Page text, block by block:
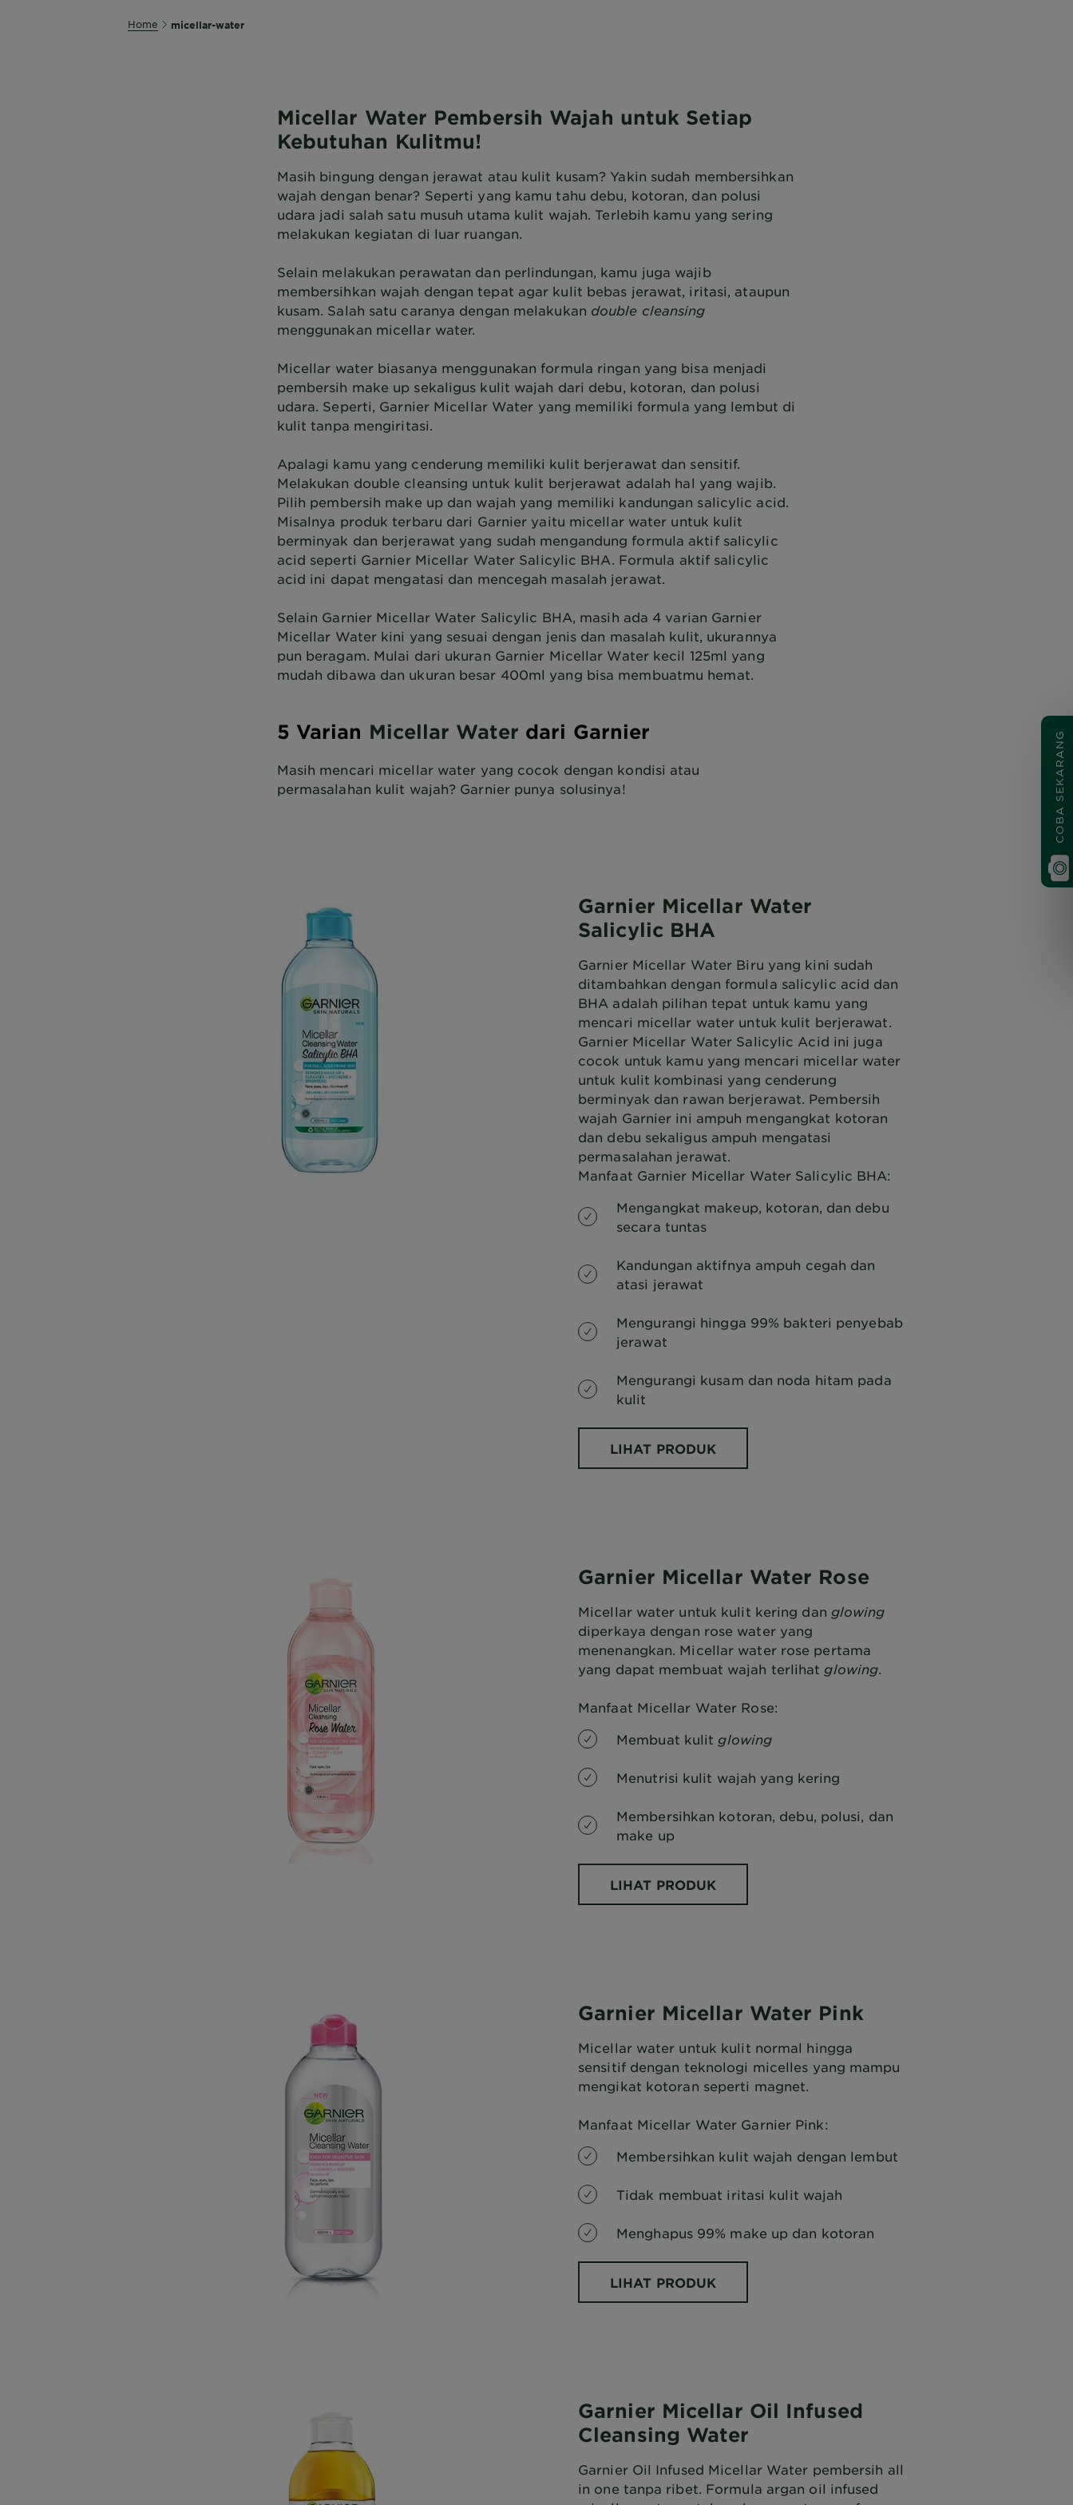
Home micellar-water
Micellar Water Pembersih Wajah untuk Setiap
Kebutuhan Kulitmu!
Masih bingung dengan jerawat atau kulit kusam? Yakin sudah membersihkan
wajah dengan benar? Seperti yang kamu tahu debu, kotoran, dan polusi
udara jadi salah satu musuh utama kulit wajah. Terlebih kamu yang sering
melakukan kegiatan di luar ruangan.
Selain melakukan perawatan dan perlindungan, kamu juga wajib
membersihkan wajah dengan tepat agar kulit bebas jerawat, iritasi, ataupun
kusam. Salah satu caranya dengan melakukan double cleansing
menggunakan micellar water.
Micellar water biasanya menggunakan formula ringan yang bisa menjadi
pembersih make up sekaligus kulit wajah dari debu, kotoran, dan polusi
udara. Seperti, Garnier Micellar Water yang memiliki formula yang lembut di
kulit tanpa mengiritasi.
Apalagi kamu yang cenderung memiliki kulit berjerawat dan sensitif.
Melakukan double cleansing untuk kulit berjerawat adalah hal yang wajib.
Pilih pembersih make up dan wajah yang memiliki kandungan salicylic acid.
Misalnya produk terbaru dari Garnier yaitu micellar water untuk kulit
berminyak dan berjerawat yang sudah mengandung formula aktif salicylic
acid seperti Garnier Micellar Water Salicylic BHA. Formula aktif salicylic
acid ini dapat mengatasi dan mencegah masalah jerawat.
Selain Garnier Micellar Water Salicylic BHA, masih ada 4 varian Garnier
Micellar Water kini yang sesuai dengan jenis dan masalah kulit, ukurannya
pun beragam. Mulai dari ukuran Garnier Micellar Water kecil 125ml yang
mudah dibawa dan ukuran besar 400ml yang bisa membuatmu hemat.
5 Varian Micellar Water dari Garnier
Masih mencari micellar water yang cocok dengan kondisi atau
permasalahan kulit wajah? Garnier punya solusinya!
Garnier Micellar Water
Salicylic BHA
Garnier Micellar Water Biru yang kini sudah
ditambahkan dengan formula salicylic acid dan
BHA adalah pilihan tepat untuk kamu yang
mencari micellar water untuk kulit berjerawat.
Garnier Micellar Water Salicylic Acid ini juga
cocok untuk kamu yang mencari micellar water
untuk kulit kombinasi yang cenderung
berminyak dan rawan berjerawat. Pembersih
wajah Garnier ini ampuh mengangkat kotoran
dan debu sekaligus ampuh mengatasi
permasalahan jerawat.
Manfaat Garnier Micellar Water Salicylic BHA:
Mengangkat makeup, kotoran, dan debu
secara tuntas
Kandungan aktifnya ampuh cegah dan
atasi jerawat
Mengurangi hingga 99% bakteri penyebab
jerawat
Mengurangi kusam dan noda hitam pada
kulit
LIHAT PRODUK
Garnier Micellar Water Rose
Micellar water untuk kulit kering dan glowing
diperkaya dengan rose water yang
menenangkan. Micellar water rose pertama
yang dapat membuat wajah terlihat glowing.
Manfaat Micellar Water Rose:
Membuat kulit glowing
Menutrisi kulit wajah yang kering
Membersihkan kotoran, debu, polusi, dan
make up
LIHAT PRODUK
Garnier Micellar Water Pink
Micellar water untuk kulit normal hingga
sensitif dengan teknologi micelles yang mampu
mengikat kotoran seperti magnet.
Manfaat Micellar Water Garnier Pink:
Membersihkan kulit wajah dengan lembut
Tidak membuat iritasi kulit wajah
Menghapus 99% make up dan kotoran
LIHAT PRODUK
Garnier Micellar Oil Infused
Cleansing Water
Garnier Oil Infused Micellar Water pembersih all
in one tanpa ribet. Formula argan oil infused
COBA SEKARANG